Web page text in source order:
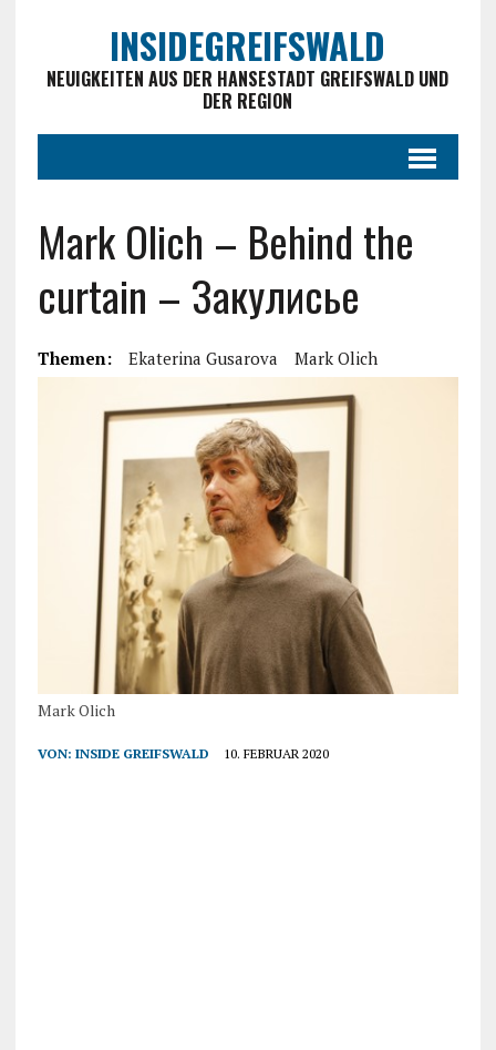
INSIDEGREIFSWALD
NEUIGKEITEN AUS DER HANSESTADT GREIFSWALD UND
DER REGION
Mark Olich – Behind the
curtain – Закулисье
Themen: Ekaterina Gusarova Mark Olich
Mark Olich
VON: INSIDE GREIFSWALD 10. FEBRUAR 2020